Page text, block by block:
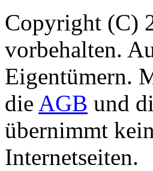
Copyright (C)
vorbehalten.
Eigentümern.
die AGB und
übernimmt
Internetseiten.